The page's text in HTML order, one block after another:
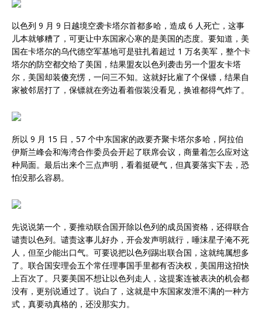
以色列 9 月 9 日越境空袭卡塔尔首都多哈，造成 6 人死亡，这事
儿本就够糟了，可更让中东国家心寒的是美国的态度。要知道，美
国在卡塔尔的乌代德空军基地可是驻扎着超过 1 万名美军，整个卡
塔尔的防空都交给了美国，结果盟友以色列袭击另一个盟友卡塔
尔，美国却装傻充愣，一问三不知。这就好比雇了个保镖，结果自
家被邻居打了，保镖就在旁边看着假装没看见，换谁都得气炸了。
所以 9 月 15 日，57 个中东国家的政要齐聚卡塔尔多哈，阿拉伯
伊斯兰峰会和海湾合作委员会开起了联席会议，商量着怎么应对这
种局面。最后出来个三点声明，看着挺硬气，但真要落实下去，恐
怕没那么容易。
先说说第一个，要推动联合国开除以色列的成员国资格，还得联合
谴责以色列。谴责这事儿好办，开会发声明就行，唾沫星子淹不死
人，但至少能出口气。可要说把以色列踢出联合国，这就纯属想多
了。联合国安理会五个常任理事国手里都有否决权，美国用这招快
上百次了。只要美国不想让以色列走人，这提案连被表决的机会都
没有，更别说通过了。说白了，这就是中东国家发泄不满的一种方
式，真要动真格的，还没那实力。